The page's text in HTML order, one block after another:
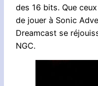
des 16 bits. Que
de jouer à Sonic
Dreamcast se
NGC.